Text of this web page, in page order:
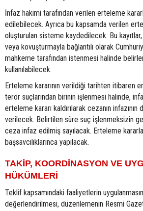
İnfaz hakimi tarafından verilen erteleme
edilebilecek. Ayrıca bu kapsamda verilen
oluşturulan sisteme kaydedilecek. Bu
veya kovuşturmayla bağlantılı olarak
mahkeme tarafından istenmesi halinde
kullanılabilecek.
Erteleme kararının verildiği tarihten itibaren
terör suçlarından birinin işlenmesi halinde,
erteleme kararı kaldırılarak cezanın infazının
verilecek. Belirtilen süre suç işlenmeksizin
ceza infaz edilmiş sayılacak. Erteleme
başsavcılıklarınca yapılacak.
TAKİP, KOORDİNASYON VE
HÜKÜMLERİ
Teklif kapsamındaki faaliyetlerin
değerlendirilmesi, düzenlemenin Resmi